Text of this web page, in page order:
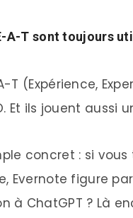
A-T sont toujours
T (Expérience,
Et ils jouent aussi
concret : si
Evernote figure
à ChatGPT ? Là